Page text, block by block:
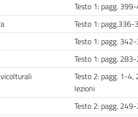
Testo 1: pagg.
Testo 1:
Testo 1: pagg.
Testo 1: pagg.
Testo 2: pagg. 1-
lezioni
Testo 2: pagg.